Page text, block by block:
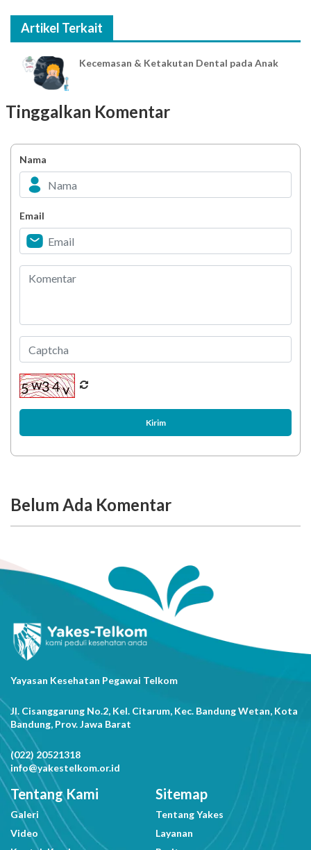
Artikel Terkait
Kecemasan & Ketakutan Dental pada Anak
Tinggalkan Komentar
Nama
Email
Kirim
Belum Ada Komentar
Yayasan Kesehatan Pegawai Telkom
Jl. Cisanggarung No.2, Kel. Citarum, Kec. Bandung Wetan, Kota
Bandung, Prov. Jawa Barat
(022) 20521318
info@yakestelkom.or.id
Tentang Kami
Galeri
Video
Sitemap
Tentang Yakes
Layanan